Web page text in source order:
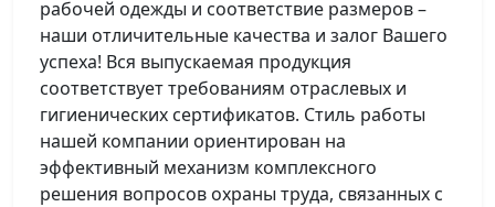
рабочей одежды и соответствие размеров –
наши отличительные качества и залог Вашего
успеха! Вся выпускаемая продукция
соответствует требованиям отраслевых и
гигиенических сертификатов. Стиль работы
нашей компании ориентирован на
эффективный механизм комплексного
решения вопросов охраны труда, связанных с